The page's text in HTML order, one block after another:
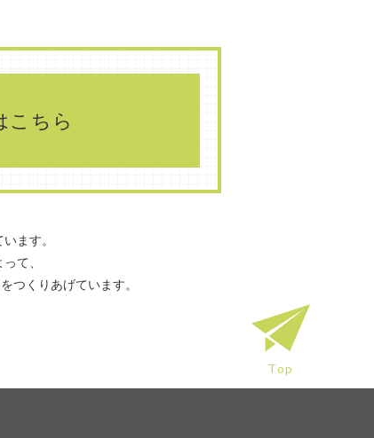
こちら
ます。
て、
つくりあげています。
Top